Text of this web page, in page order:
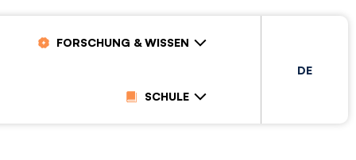
FORSCHUNG & WISSEN
SCHULE
DE